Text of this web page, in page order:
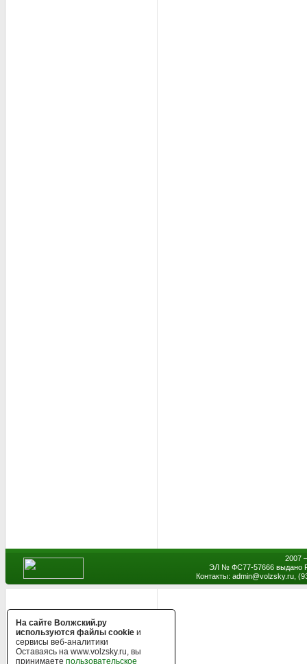
2007
ЭЛ № ФС77-57666 выдано
Контакты: admin@volzsky.ru,
На сайте Волжский.ру
используются файлы cookie и
сервисы веб-аналитики
Оставаясь на www.volzsky.ru, вы
принимаете пользовательское